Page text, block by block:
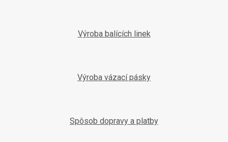
Výroba balících linek
Výroba vázací pásky
Spôsob dopravy a platby